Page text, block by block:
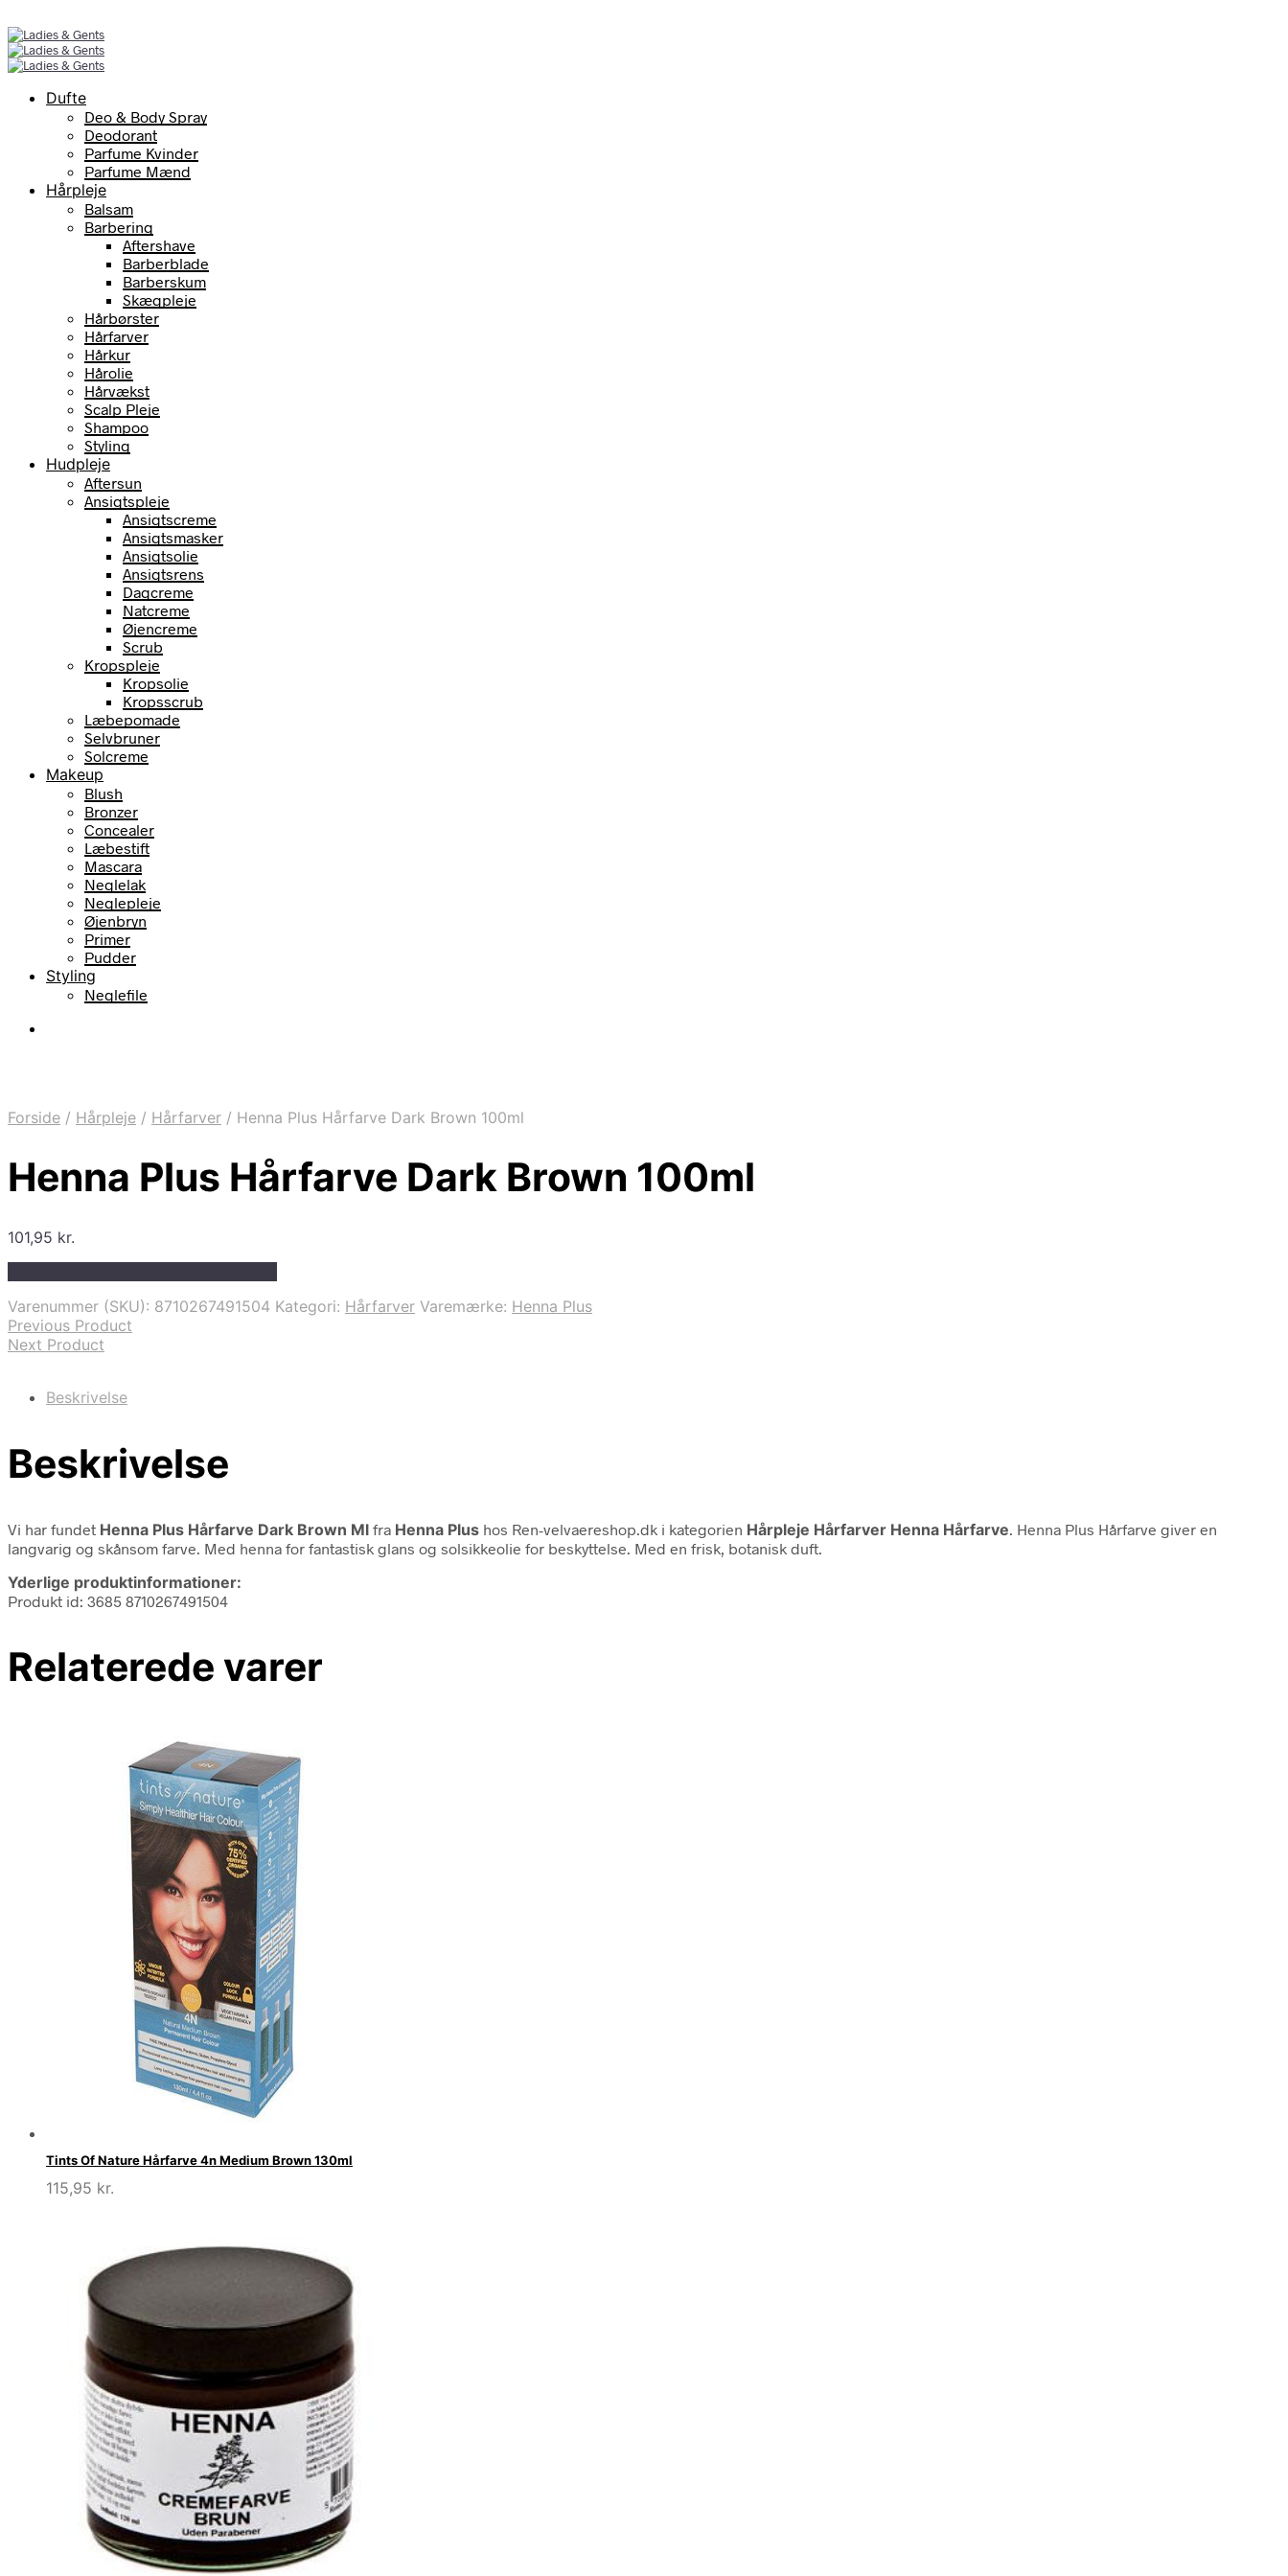
Dufte
Deo & Body Spray
Deodorant
Parfume Kvinder
Parfume Mænd
Hårpleje
Balsam
Barbering
Aftershave
Barberblade
Barberskum
Skægpleje
Hårbørster
Hårfarver
Hårkur
Hårolie
Hårvækst
Scalp Pleje
Shampoo
Styling
Hudpleje
Aftersun
Ansigtspleje
Ansigtscreme
Ansigtsmasker
Ansigtsolie
Ansigtsrens
Dagcreme
Natcreme
Øjencreme
Scrub
Kropspleje
Kropsolie
Kropsscrub
Læbepomade
Selvbruner
Solcreme
Makeup
Blush
Bronzer
Concealer
Læbestift
Mascara
Neglelak
Neglepleje
Øjenbryn
Primer
Pudder
Styling
Neglefile
Forside / Hårpleje / Hårfarver / Henna Plus Hårfarve Dark Brown 100ml
Henna Plus Hårfarve Dark Brown 100ml
101,95 kr.
Varenummer (SKU): 8710267491504 Kategori: Hårfarver Varemærke: Henna Plus
Previous Product
Next Product
Beskrivelse
Beskrivelse
Vi har fundet Henna Plus Hårfarve Dark Brown Ml fra Henna Plus hos Ren-velvaereshop.dk i kategorien Hårpleje Hårfarver Henna Hårfarve . Henna Plus Hårfarve giver en
langvarig og skånsom farve. Med henna for fantastisk glans og solsikkeolie for beskyttelse. Med en frisk, botanisk duft.
Yderlige produktinformationer:
Produkt id: 3685 8710267491504
Relaterede varer
Tints Of Nature Hårfarve 4n Medium Brown 130ml
115,95 kr.